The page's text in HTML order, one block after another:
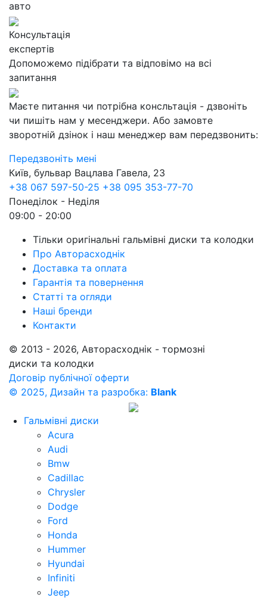
авто
Консультація
експертів
Допоможемо підібрати та відповімо на всі
запитання
Маєте питання чи потрібна консльтація - дзвоніть
чи пишіть нам у месенджери. Або замовте
зворотній дзінок і наш менеджер вам передзвонить:
Передзвоніть мені
Київ, бульвар Вацлава Гавела, 23
+38 067 597-50-25 +38 095 353-77-70
Понеділок - Неділя
09:00 - 20:00
Тільки оригінальні гальмівні диски та колодки
Про Авторасходнік
Доставка та оплата
Гарантія та повернення
Статті та огляди
Наші бренди
Контакти
© 2013 - 2026, Авторасходнік - тормозні
диски та колодки
Договір публічної оферти
© 2025, Дизайн та разробка: Blank
Гальмівні диски
Acura
Audi
Bmw
Cadillac
Chrysler
Dodge
Ford
Honda
Hummer
Hyundai
Infiniti
Jeep